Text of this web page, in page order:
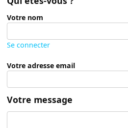
Votre nom
Se connecter
Votre adresse email
Votre message